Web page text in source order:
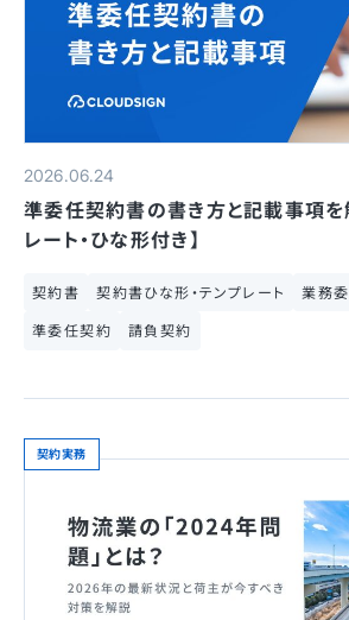
2026.06.24
準委任契約書の書き方と記載事項を
レート・ひな形付き】
契約書 契約書ひな形・テンプレート 業務
準委任契約 請負契約
契約実務